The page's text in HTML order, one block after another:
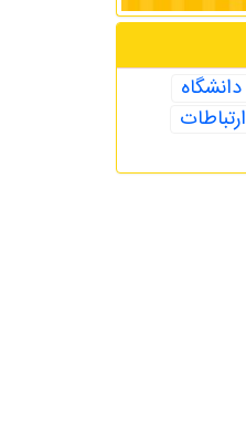
دانشگاه
ارتباطات